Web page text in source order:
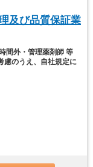
及び品質保証業
間外・管理薬剤師 等
慮のうえ、自社規定に